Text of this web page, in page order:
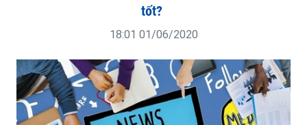
tốt?
18:01 01/06/2020